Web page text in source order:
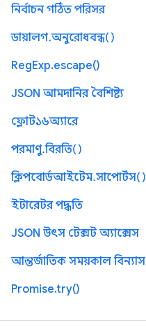
নির্বাচন গঠিত পরিসর
ডায়ালগ.অনুরোধবন্ধ()
RegExp.escape()
JSON আমদানির বৈশিষ্ট্য
ফ্লোট১৬অ্যারে
পরমাণু.বিরতি()
ক্লিপবোর্ডআইটেম.সাপোর্টস()
ইটারেটর পদ্ধতি
JSON উৎস টেক্সট অ্যাক্সেস
আন্তর্জাতিক সময়কাল বিন্যাস
Promise.try()